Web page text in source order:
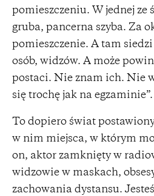
pomieszczeniu. W jednej ze
gruba, pancerna szyba. Za
pomieszczenie. A tam
osób, widzów. A może
postaci. Nie znam ich. Nie
się trochę jak na egzaminie”.
To dopiero świat
w nim miejsca, w którym
on, aktor zamknięty w
widzowie w maskach,
zachowania dystansu.